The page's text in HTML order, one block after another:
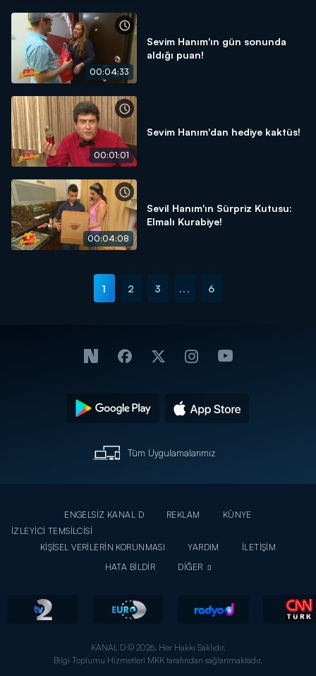
00:04:33
Sevim Hanım'ın gün sonunda
aldığı puan!
00:01:01
Sevim Hanım'dan hediye kaktüs!
00:04:08
Sevil Hanım'ın Sürpriz Kutusu:
Elmalı Kurabiye!
1 2 3 ... 6
Tüm Uygulamalarımız
ENGELSİZ KANAL D REKLAM
KÜNYE
İZLEYİCİ TEMSİLCİSİ
KİŞİSEL VERİLERİN KORUNMASI
YARDIM
İLETİŞİM
HATA BİLDİR
DİĞER
KANAL D © 2026. Her Hakkı Saklıdır.
Bilgi Toplumu Hizmetleri MKK tarafından sağlanmaktadır.